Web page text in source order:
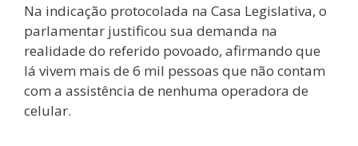
Na indicação protocolada na Casa Legislativa, o
parlamentar justificou sua demanda na
realidade do referido povoado, afirmando que
lá vivem mais de 6 mil pessoas que não contam
com a assistência de nenhuma operadora de
celular.